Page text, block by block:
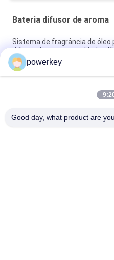
Bateria difusor de aroma
Sistema de fragrância de óleo
difusor de aroma, ventilador
Bateria do quarto principal
Nebulizer de aroma
Purificadores de ar de aroma
powerkey
Good day, what product are